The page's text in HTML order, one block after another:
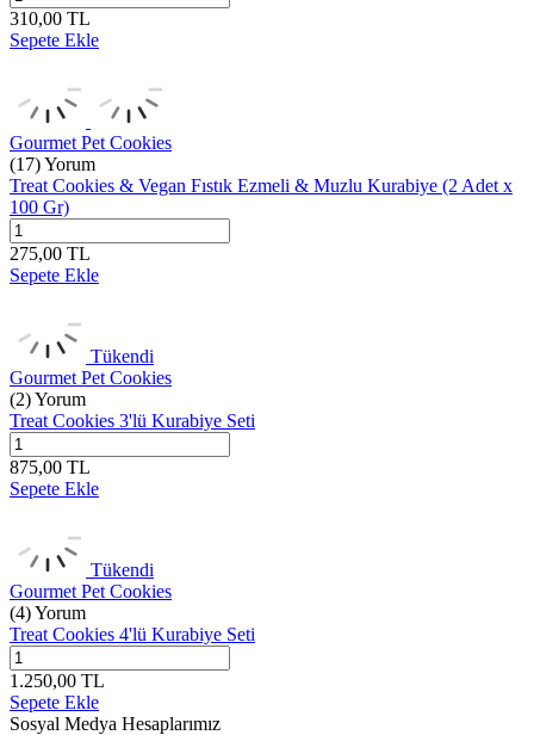
310,00 TL
Sepete Ekle
Gourmet Pet Cookies
(17) Yorum
Treat Cookies & Vegan Fıstık Ezmeli & Muzlu Kurabiye (2 Adet x
100 Gr)
275,00 TL
Sepete Ekle
Tükendi
Gourmet Pet Cookies
(2) Yorum
Treat Cookies 3'lü Kurabiye Seti
875,00 TL
Sepete Ekle
Tükendi
Gourmet Pet Cookies
(4) Yorum
Treat Cookies 4'lü Kurabiye Seti
1.250,00 TL
Sepete Ekle
Sosyal Medya Hesaplarımız